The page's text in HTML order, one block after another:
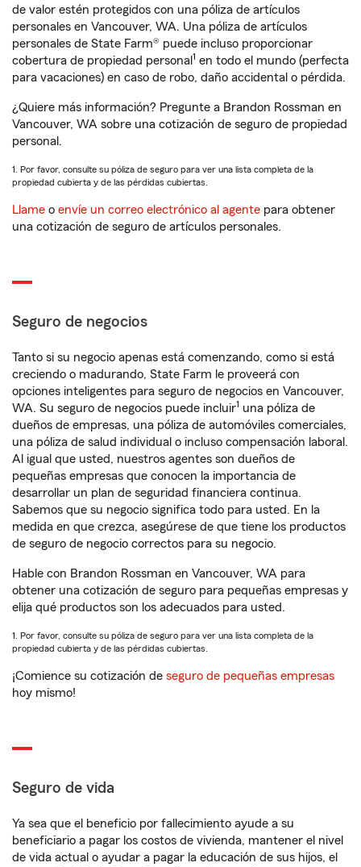
de valor estén protegidos con una póliza de artículos
personales en Vancouver, WA. Una póliza de artículos
personales de State Farm® puede incluso proporcionar
cobertura de propiedad personal 1 en todo el mundo (perfecta
para vacaciones) en caso de robo, daño accidental o pérdida.
¿Quiere más información? Pregunte a Brandon Rossman en
Vancouver, WA sobre una cotización de seguro de propiedad
personal.
1. Por favor, consulte su póliza de seguro para ver una lista completa de la
propiedad cubierta y de las pérdidas cubiertas.
Llame o envíe un correo electrónico al agente para obtener
una cotización de seguro de artículos personales.
Seguro de negocios
Tanto si su negocio apenas está comenzando, como si está
creciendo o madurando, State Farm le proveerá con
opciones inteligentes para seguro de negocios en Vancouver,
WA. Su seguro de negocios puede incluir1 una póliza de
dueños de empresas, una póliza de automóviles comerciales,
una póliza de salud individual o incluso compensación laboral.
Al igual que usted, nuestros agentes son dueños de
pequeñas empresas que conocen la importancia de
desarrollar un plan de seguridad financiera continua.
Sabemos que su negocio significa todo para usted. En la
medida en que crezca, asegúrese de que tiene los productos
de seguro de negocio correctos para su negocio.
Hable con Brandon Rossman en Vancouver, WA para
obtener una cotización de seguro para pequeñas empresas y
elija qué productos son los adecuados para usted.
1. Por favor, consulte su póliza de seguro para ver una lista completa de la
propiedad cubierta y de las pérdidas cubiertas.
¡Comience su cotización de seguro de pequeñas empresas
hoy mismo!
Seguro de vida
Ya sea que el beneficio por fallecimiento ayude a su
beneficiario a pagar los costos de vivienda, mantener el nivel
de vida actual o ayudar a pagar la educación de sus hijos, el